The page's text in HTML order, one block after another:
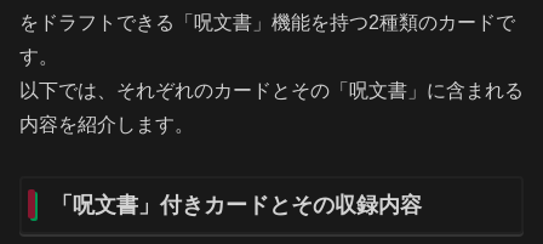
をドラフトできる「呪文書」機能を持つ2種類のカードで
す。
以下では、それぞれのカードとその「呪文書」に含まれる
内容を紹介します。
「呪文書」付きカードとその収録内容